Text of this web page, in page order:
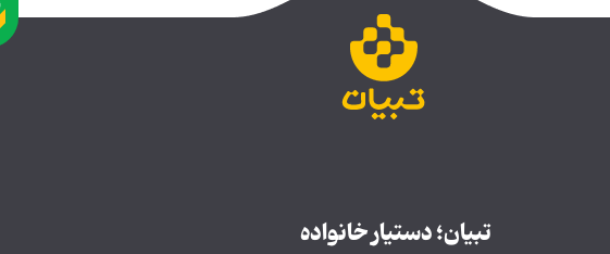
تبیان؛ دستیار خانواده